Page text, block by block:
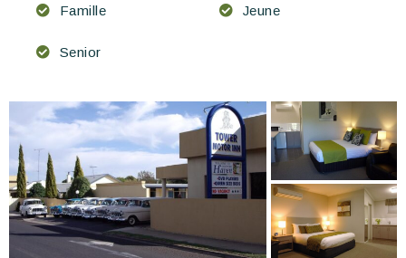
Famille Jeune
Senior